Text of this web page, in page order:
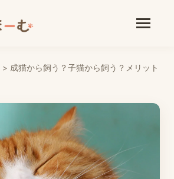
> 成猫から飼う？子猫から飼う？メリット